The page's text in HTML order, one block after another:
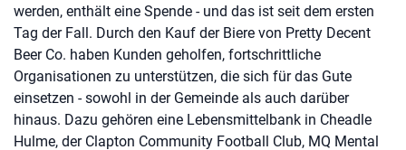
werden, enthält eine Spende - und das ist seit dem ersten
Tag der Fall. Durch den Kauf der Biere von Pretty Decent
Beer Co. haben Kunden geholfen, fortschrittliche
Organisationen zu unterstützen, die sich für das Gute
einsetzen - sowohl in der Gemeinde als auch darüber
hinaus. Dazu gehören eine Lebensmittelbank in Cheadle
Hulme, der Clapton Community Football Club, MQ Mental